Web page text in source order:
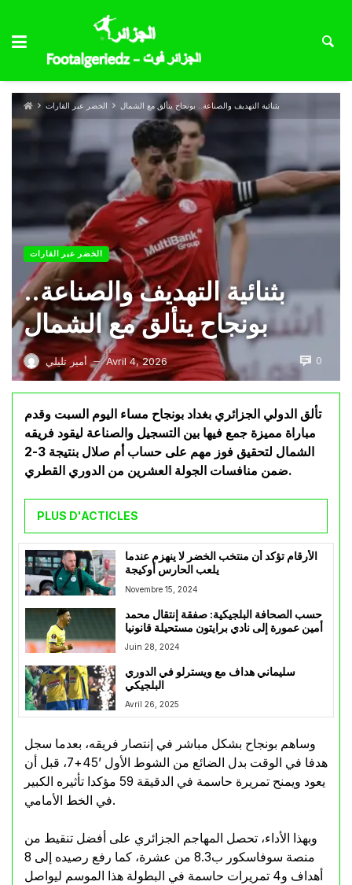
الخضر عبر القارات بثنائية التهديف والصناعة.. بونجاح يتألق مع الشمال
الخضر عبر القارات
بثنائية التهديف والصناعة..
بونجاح يتألق مع الشمال
أمير تليلي — Avril 4, 2026 0
تألق الدولي الجزائري بغداد بونجاح مساء اليوم السبت وقدم
مباراة مميزة جمع فيها بين التسجيل والصناعة ليقود فريقه
الشمال لتحقيق فوز مهم على حساب أم صلال بنتيجة 3-2
ضمن منافسات الجولة العشرين من الدوري القطري.
PLUS D'ACTICLES
الأرقام تؤكد أن منتخب الخضر لا ينهزم عندما
يلعب الحارس أوكيجة
Novembre 15, 2024
حسب الصحافة البلجيكية: صفقة إنتقال محمد
أمين عمورة إلى نادي برايتون مستحيلة قانونيا
Juin 28, 2024
سليماني هداف مع ويسترلو في الدوري
البلجيكي
Avril 26, 2025
وساهم بونجاح بشكل مباشر في إنتصار فريقه، بعدما سجل
هدفا في الوقت بدل الضائع من الشوط الأول ’45+7، قبل أن
يعود ويمنح تمريرة حاسمة في الدقيقة 59 مؤكدا تأثيره الكبير
في الخط الأمامي.
وبهذا الأداء، تحصل المهاجم الجزائري على أفضل تنقيط من
منصة سوفاسكور ب8.3 من عشرة، كما رفع رصيده إلى 8
أهداف و4 تمريرات حاسمة في البطولة هذا الموسم ليواصل